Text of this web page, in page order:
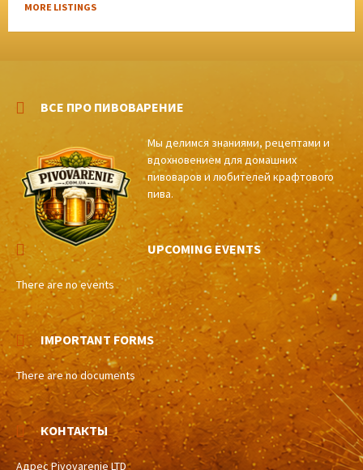
MORE LISTINGS
ВСЕ ПРО ПИВОВАРЕНИЕ
Мы делимся знаниями, рецептами и
вдохновением для домашних
пивоваров и любителей крафтового
пива.
UPCOMING EVENTS
There are no events
IMPORTANT FORMS
There are no documents
КОНТАКТЫ
Адрес Pivovarenie LTD